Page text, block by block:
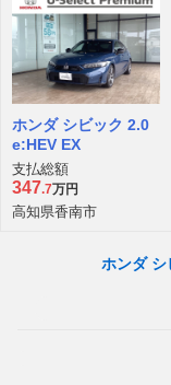
ホンダ シビック 2.0
e:HEV EX
支払総額
347.7万円
高知県香南市
ホンダ シ